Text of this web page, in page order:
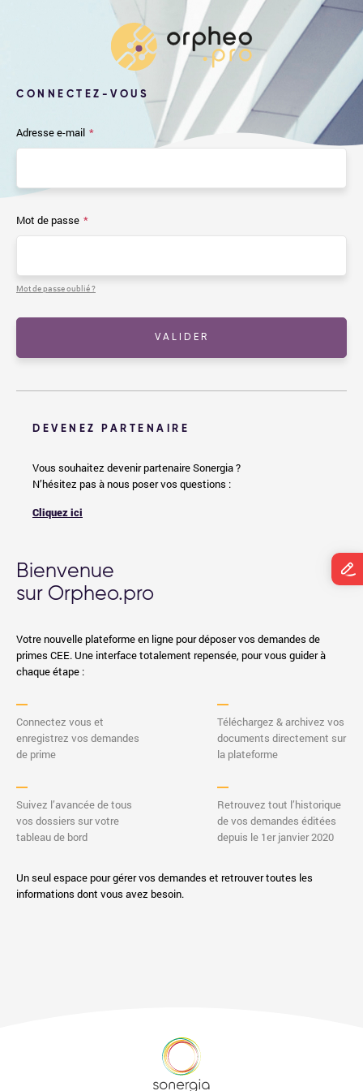
CONNECTEZ-VOUS
Adresse e-mail *
Mot de passe *
Mot de passe oublié ?
VALIDER
DEVENEZ PARTENAIRE
Vous souhaitez devenir partenaire Sonergia ?
N’hésitez pas à nous poser vos questions :
Cliquez ici
Bienvenue
sur Orpheo.pro
Votre nouvelle plateforme en ligne pour déposer vos demandes de
primes CEE. Une interface totalement repensée, pour vous guider à
chaque étape :
Connectez vous et
enregistrez vos demandes
de prime
Téléchargez & archivez vos
documents directement sur
la plateforme
Suivez l’avancée de tous
vos dossiers sur votre
tableau de bord
Retrouvez tout l’historique
de vos demandes éditées
depuis le 1er janvier 2020
Un seul espace pour gérer vos demandes et retrouver toutes les
informations dont vous avez besoin.